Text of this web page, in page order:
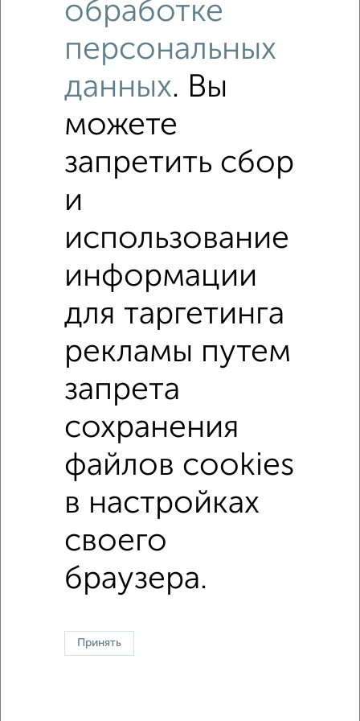
Комната в общежитии, 26м², 2/5 этаж
Трудовая 14А
Комната в общежитии, 12м², 5/5 этаж
79 200 ₽за м²
Трудовая 14А
↑ НАВЕРХ К МЕНЮ
В общежитии В коммуналке
В двухкомнатной квартире
Контакты
Политика конфиденциальности
Пользовательское соглашение
Ивантеевка, улица Первомайская 19
Застройщики
обработке
персональных
данных. Вы
можете
запретить сбор
и
использование
информации
для таргетинга
рекламы путем
запрета
сохранения
файлов cookies
в настройках
своего
браузера.
Принять